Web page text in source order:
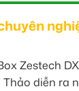
Zestech
diễn ra